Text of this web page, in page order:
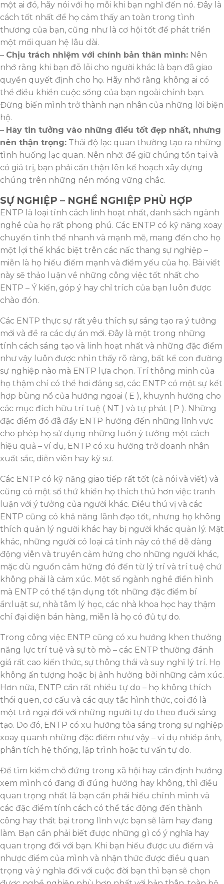
một ai đó, hãy nói với họ mỗi khi bạn nghĩ đến nó. Đây là
cách tốt nhất để họ cảm thấy an toàn trong tình
thương của bạn, cũng như là cơ hội tốt để phát triển
một mối quan hệ lâu dài.
– Chịu trách nhiệm với chính bản thân mình: Nên
nhớ rằng khi bạn đỗ lỗi cho người khác là bạn đã giao
quyền quyết định cho họ. Hãy nhớ rằng không ai có
thể điều khiển cuộc sống của bạn ngoài chính bạn.
Đừng biến mình trở thành nạn nhân của những lời biện
hộ.
– Hãy tin tưởng vào những điều tốt đẹp nhất, nhưng
nên thận trọng: Thái độ lạc quan thường tạo ra những
tình huống lạc quan. Nên nhớ: để giữ chúng tồn tại và
có giá trị, bạn phải cẩn thận lên kế hoạch xây dựng
chúng trên những nền móng vững chắc.
SỰ NGHIỆP – NGHỀ NGHIỆP PHÙ HỢP
ENTP là loại tính cách linh hoạt nhất, danh sách ngành
nghề của họ rất phong phú. Các ENTP có kỹ năng xoay
chuyển tình thế nhanh và mạnh mẽ, mang đến cho họ
một lợi thế khác biệt trên các nấc thang sự nghiệp –
miễn là họ hiểu điểm mạnh và điểm yếu của họ. Bài viết
này sẽ thảo luận về những công việc tốt nhất cho
ENTP – Ý kiến, góp ý hay chỉ trích của bạn luôn được
chào đón.
Các ENTP thực sự rất yêu thích sự sáng tạo ra ý tưởng
mới và đề ra các dự án mới. Đây là một trong những
tính cách sáng tạo và linh hoạt nhất và những đặc điểm
như vậy luôn được nhìn thấy rõ ràng, bất kể con đường
sự nghiệp nào mà ENTP lựa chọn. Trí thông minh của
họ thậm chí có thể hơi đáng sợ, các ENTP có một sự kết
hợp bùng nổ của hướng ngoại ( E ), khuynh hướng cho
các mục đích hữu trí tuệ ( NT ) và tự phát ( P ). Những
đặc điểm đó đã đẩy ENTP hướng đến những lĩnh vực
cho phép họ sử dụng những luồn ý tưởng một cách
hiệu quả – ví dụ, ENTP có xu hướng trở doanh nhân
xuất sắc, diễn viên hay kỹ sư.
Các ENTP có kỹ năng giao tiếp rất tốt (cả nói và viết) và
cũng có một số thứ khiến họ thích thú hơn việc tranh
luận với ý tưởng của người khác. Điều thú vị và các
ENTP cũng có khả năng lãnh đạo tốt, nhưng họ không
thích quản lý người khác hay bị người khác quản lý. Mặt
khác, những người có loại cá tính này có thể dễ dàng
động viên và truyền cảm hứng cho những người khác,
mặc dù nguồn cảm hứng đó đến từ lý trí và trí tuệ chứ
không phải là cảm xúc. Một số ngành nghề điển hình
mà ENTP có thể tận dụng tốt những đặc điểm bí
ẩn:luật sư, nhà tâm lý học, các nhà khoa học hay thậm
chí đại diện bán hàng, miễn là họ có đủ tự do.
Trong công việc ENTP cũng có xu hướng khen thưởng
năng lực trí tuệ và sự tò mò – các ENTP thường đánh
giá rất cao kiến thức, sự thông thái và suy nghĩ lý trí. Họ
không ấn tượng hoặc bị ảnh hưởng bởi những cảm xúc.
Hơn nữa, ENTP cần rất nhiều tự do – họ không thích
thói quen, cơ cấu và các quy tắc hình thức, coi đó là
một trở ngại đối với những người tự do theo đuổi sáng
tạo. Do đó, ENTP có xu hướng tỏa sáng trong sự nghiệp
xoay quanh những đặc điểm như vậy – ví dụ nhiếp ảnh,
phân tích hệ thống, lập trình hoặc tư vấn tự do.
Để tìm kiếm chỗ đứng trong xã hội hay cần định hướng
xem mình có đang đi đúng hướng hay không, thì điều
quan trọng nhất là bạn cần phải hiểu chính mình và
các đặc điểm tính cách có thể tác động đến thành
công hay thất bại trong lĩnh vực bạn sẽ làm hay đang
làm. Bạn cần phải biết được những gì có ý nghĩa hay
quan trọng đối với bạn. Khi bạn hiểu được ưu điểm và
nhược điểm của mình và nhận thức được điều quan
trọng và ý nghĩa đối với cuộc đời bạn thì bạn sẽ chọn